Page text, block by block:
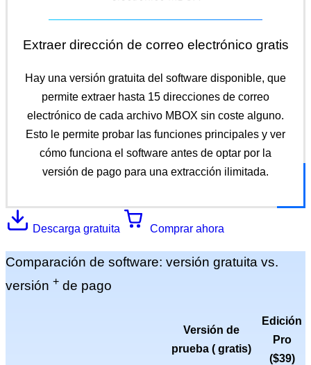
Extraer dirección de correo electrónico gratis
Hay una versión gratuita del software disponible, que
permite extraer hasta 15 direcciones de correo
electrónico de cada archivo MBOX sin coste alguno.
Esto le permite probar las funciones principales y ver
cómo funciona el software antes de optar por la
versión de pago para una extracción ilimitada.
Descarga gratuita Comprar ahora
Comparación de software: versión gratuita vs.
versión + de pago
Versión de
prueba ( gratis)
Edición
Pro
($39)